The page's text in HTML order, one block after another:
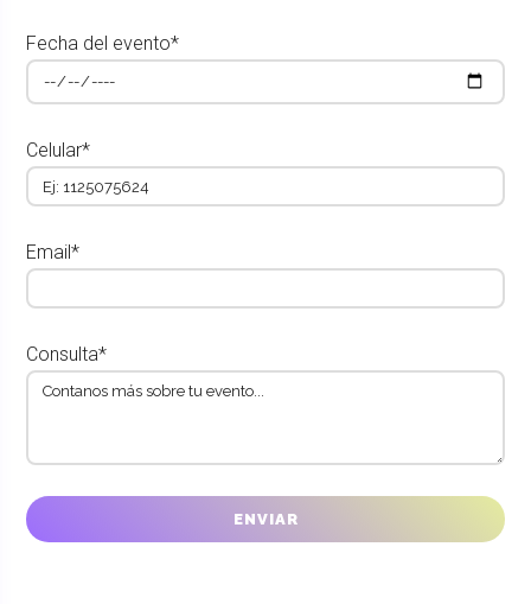
Fecha del evento*
Celular*
Email*
Consulta*